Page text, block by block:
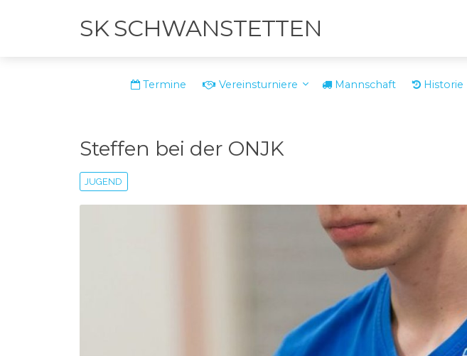
SK SCHWANSTETTEN
Termine Vereinsturniere Mannschaft Historie
Steffen bei der ONJK
JUGEND